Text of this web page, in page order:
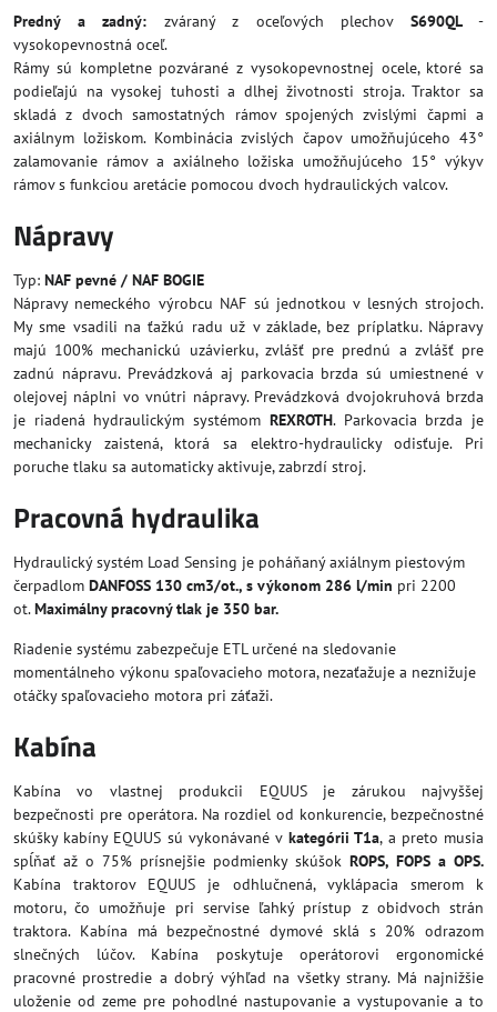
Predný a zadný: zváraný z oceľových plechov S690QL-
vysokopevnostná oceľ.
Rámy sú kompletne pozvárané z vysokopevnostnej ocele, ktoré sa
podieľajú na vysokej tuhosti a dlhej životnosti stroja. Traktor sa
skladá z dvoch samostatných rámov spojených zvislými čapmi a
axiálnym ložiskom. Kombinácia zvislých čapov umožňujúceho 43°
zalamovanie rámov a axiálneho ložiska umožňujúceho 15° výkyv
rámov s funkciou aretácie pomocou dvoch hydraulických valcov.
Nápravy
Typ: NAF pevné / NAF BOGIE
Nápravy nemeckého výrobcu NAF sú jednotkou v lesných strojoch.
My sme vsadili na ťažkú radu už v základe, bez príplatku. Nápravy
majú 100% mechanickú uzávierku, zvlášť pre prednú a zvlášť pre
zadnú nápravu. Prevádzková aj parkovacia brzda sú umiestnené v
olejovej náplni vo vnútri nápravy. Prevádzková dvojokruhová brzda
je riadená hydraulickým systémom REXROTH. Parkovacia brzda je
mechanicky zaistená, ktorá sa elektro-hydraulicky odisťuje. Pri
poruche tlaku sa automaticky aktivuje, zabrzdí stroj.
Pracovná hydraulika
Hydraulický systém Load Sensing je poháňaný axiálnym piestovým
čerpadlom DANFOSS 130 cm3/ot., s výkonom 286 l/min pri 2200
ot.Maximálny pracovný tlak je 350 bar.
Riadenie systému zabezpečuje ETL určené na sledovanie
momentálneho výkonu spaľovacieho motora, nezaťažuje a neznižuje
otáčky spaľovacieho motora pri záťaži.
Kabína
Kabína vo vlastnej produkcii EQUUS je zárukou najvyššej
bezpečnosti pre operátora. Na rozdiel od konkurencie, bezpečnostné
skúšky kabíny EQUUS sú vykonávané v kategórii T1a, a preto musia
spĺňať až o 75% prísnejšie podmienky skúšok ROPS, FOPS a OPS.
Kabína traktorov EQUUS je odhlučnená, vyklápacia smerom k
motoru, čo umožňuje pri servise ľahký prístup z obidvoch strán
traktora. Kabína má bezpečnostné dymové sklá s 20% odrazom
slnečných lúčov. Kabína poskytuje operátorovi ergonomické
pracovné prostredie a dobrý výhľad na všetky strany. Má najnižšie
uloženie od zeme pre pohodlné nastupovanie a vystupovanie a to